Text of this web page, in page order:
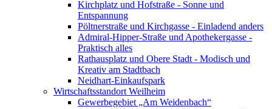
Kirchplatz und Hofstraße - Sonne und
Entspannung
Pöltnerstraße und Kirchgasse - Einladend anders
Admiral-Hipper-Straße und Apothekergasse -
Praktisch alles
Rathausplatz und Obere Stadt - Modisch und
Kreativ am Stadtbach
Neidhart-Einkaufspark
Wirtschaftsstandort Weilheim
Gewerbegebiet „Am Weidenbach“